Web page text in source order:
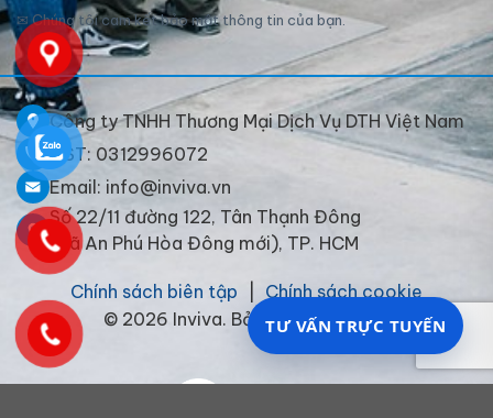
✉Chúng tôi cam kết bảo mật thông tin của bạn.
Công ty TNHH Thương Mại Dịch Vụ DTH Việt Nam
MST: 0312996072
Email: info@inviva.vn
Số 22/11 đường 122, Tân Thạnh Đông
(xã An Phú Hòa Đông mới), TP. HCM
Chính sách biên tập
Chính sách cookie
© 2026 Inviva. Bảo lưu mọi quyền.
TƯ VẤN TRỰC TUYẾN